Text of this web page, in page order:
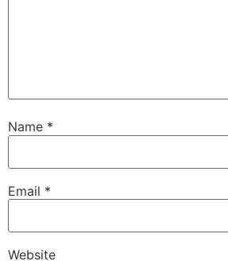
Name *
Email *
Website